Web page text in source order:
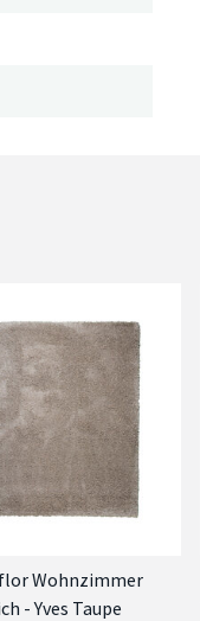
Wohnzimmer
- Yves Taupe